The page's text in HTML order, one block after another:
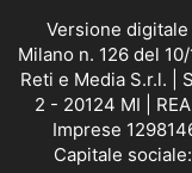
Versione digitale
Milano n. 126 del
Reti e Media S.r.l. |
2 - 20124 MI |
Imprese
Capitale